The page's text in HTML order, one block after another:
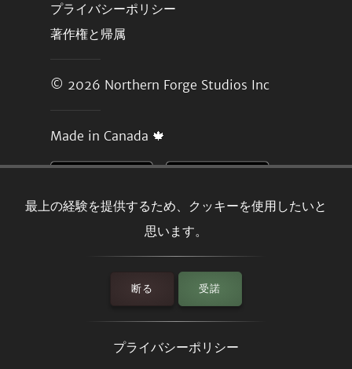
最上の経験を提供するため、クッキーを使用したいと
思います。
断る 受諾
プライバシーポリシー
プライバシーポリシー
著作権と帰属
© 2026 Northern Forge Studios Inc
Made in Canada 🍁